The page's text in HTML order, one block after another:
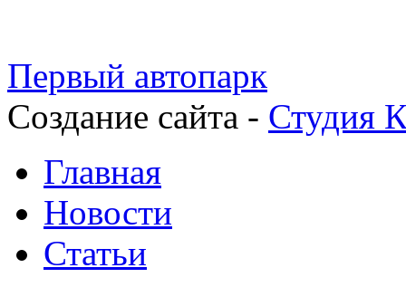
Первый автопарк
Создание сайта - Студия
Главная
Новости
Статьи